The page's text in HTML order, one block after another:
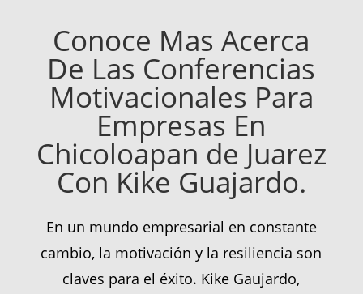
Conoce Mas Acerca
De Las Conferencias
Motivacionales Para
Empresas En
Chicoloapan de Juarez
Con Kike Guajardo.
En un mundo empresarial en constante
cambio, la motivación y la resiliencia son
claves para el éxito. Kike Gaujardo,